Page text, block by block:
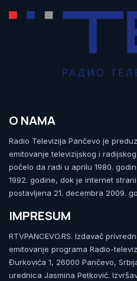
O NAMA
Radio Televizija Pančevo je
emitovanje televizijskog i
počelo da radi u aprilu 1980.
1992. godine, dok je internet
postavljena 21. decembra 2009.
IMPRESUM
RTVPANCEVO.RS. Izdavač
emitovanje programa Radio-
Đurkovića 1, 26000 Pančevo,
urednica Jasmina Petković.